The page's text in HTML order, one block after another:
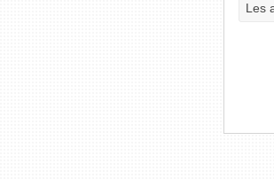
Les